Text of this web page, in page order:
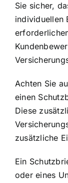
Sie sicher,
individuellen
Achten Sie
einen
Diese
zusätzliche
Ein
oder eines